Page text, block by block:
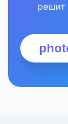
решит